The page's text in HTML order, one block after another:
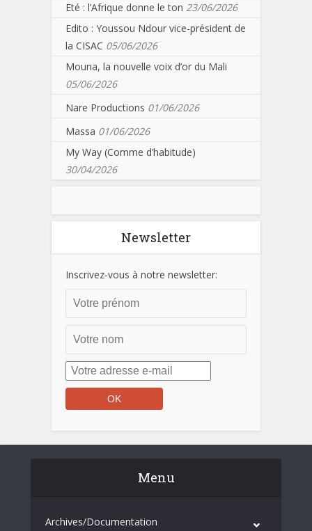
Eté : l’Afrique donne le ton 23/06/2026
Edito : Youssou Ndour vice-président de
la CISAC 05/06/2026
Mouna, la nouvelle voix d’or du Mali
05/06/2026
Nare Productions 01/06/2026
Massa 01/06/2026
My Way (Comme d’habitude)
30/04/2026
Newsletter
Inscrivez-vous à notre newsletter:
Menu
Archives/Documentation